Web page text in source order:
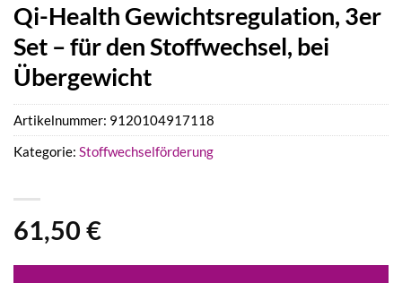
Qi-Health Gewichtsregulation, 3er
Set – für den Stoffwechsel, bei
Übergewicht
61,50 €
Artikelnummer: 9120104917118
Kategorie: Stoffwechselförderung